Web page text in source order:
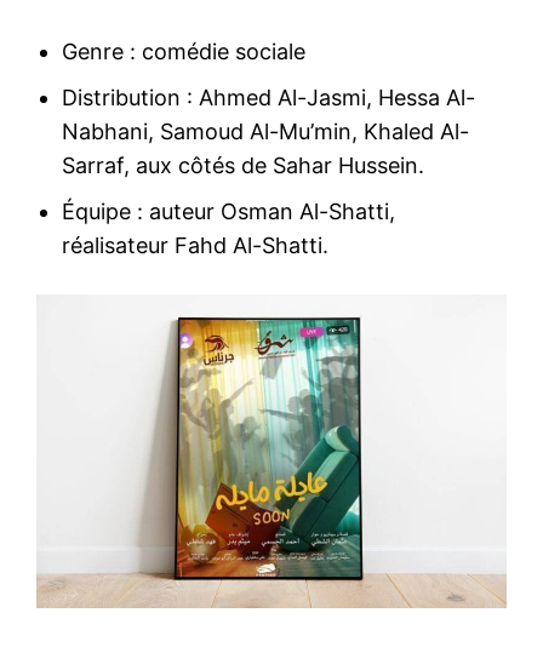
Genre : comédie sociale
Distribution : Ahmed Al-Jasmi, Hessa Al-
Nabhani, Samoud Al-Mu’min, Khaled Al-
Sarraf, aux côtés de Sahar Hussein.
Équipe : auteur Osman Al-Shatti,
réalisateur Fahd Al-Shatti.